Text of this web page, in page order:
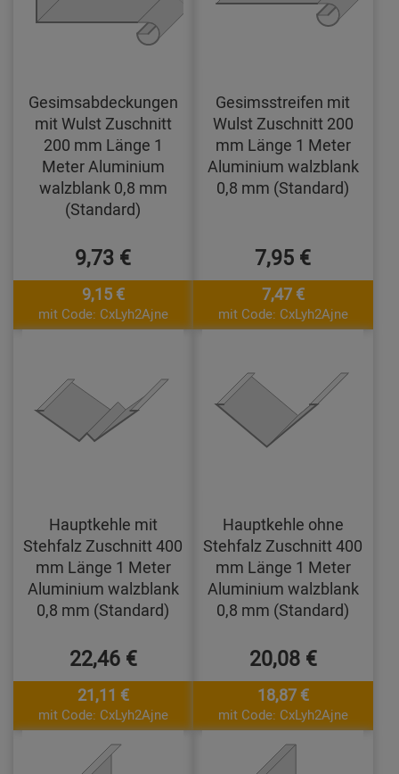
Gesimsabdeckungen
mit Wulst Zuschnitt
200 mm Länge 1
Meter Aluminium
walzblank 0,8 mm
(Standard)
9,73 €
9,15 €
mit Code: CxLyh2Ajne
Gesimsstreifen mit
Wulst Zuschnitt 200
mm Länge 1 Meter
Aluminium walzblank
0,8 mm (Standard)
7,95 €
7,47 €
mit Code: CxLyh2Ajne
Hauptkehle mit
Stehfalz Zuschnitt 400
mm Länge 1 Meter
Aluminium walzblank
0,8 mm (Standard)
22,46 €
21,11 €
mit Code: CxLyh2Ajne
Hauptkehle ohne
Stehfalz Zuschnitt 400
mm Länge 1 Meter
Aluminium walzblank
0,8 mm (Standard)
20,08 €
18,87 €
mit Code: CxLyh2Ajne